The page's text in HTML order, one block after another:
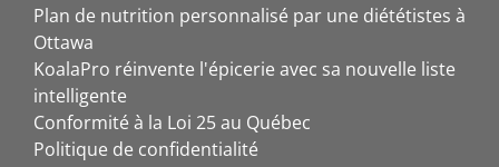
Plan de nutrition personnalisé par une diététistes à
Ottawa
KoalaPro réinvente l'épicerie avec sa nouvelle liste
intelligente
Conformité à la Loi 25 au Québec
Politique de confidentialité